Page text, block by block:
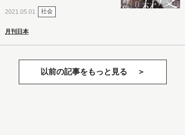
2021.05.01 社会
月刊日本
以前の記事をもっと見る